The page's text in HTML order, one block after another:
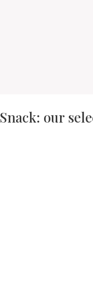
Snack: our